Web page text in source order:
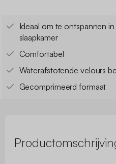
Ideaal om te ontspannen
slaapkamer
Comfortabel
Waterafstotende velours
Gecomprimeerd formaat